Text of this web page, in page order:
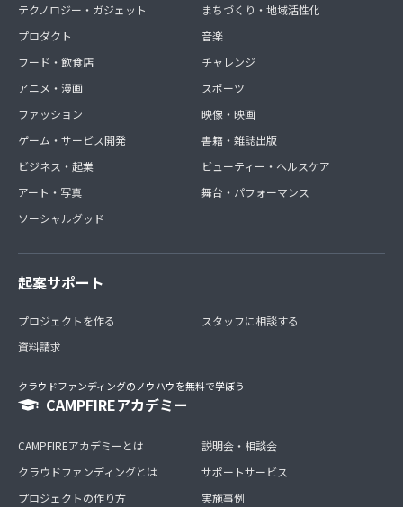
テクノロジー・ガジェット
プロダクト
フード・飲食店
アニメ・漫画
ファッション
ゲーム・サービス開発
ビジネス・起業
アート・写真
ソーシャルグッド
まちづくり・地域活性化
音楽
チャレンジ
スポーツ
映像・映画
書籍・雑誌出版
ビューティー・ヘルスケア
舞台・パフォーマンス
起案サポート
プロジェクトを作る
資料請求
スタッフに相談する
クラウドファンディングのノウハウを無料で学ぼう
CAMPFIREアカデミー
CAMPFIREアカデミーとは
クラウドファンディングとは
プロジェクトの作り方
説明会・相談会
サポートサービス
実施事例